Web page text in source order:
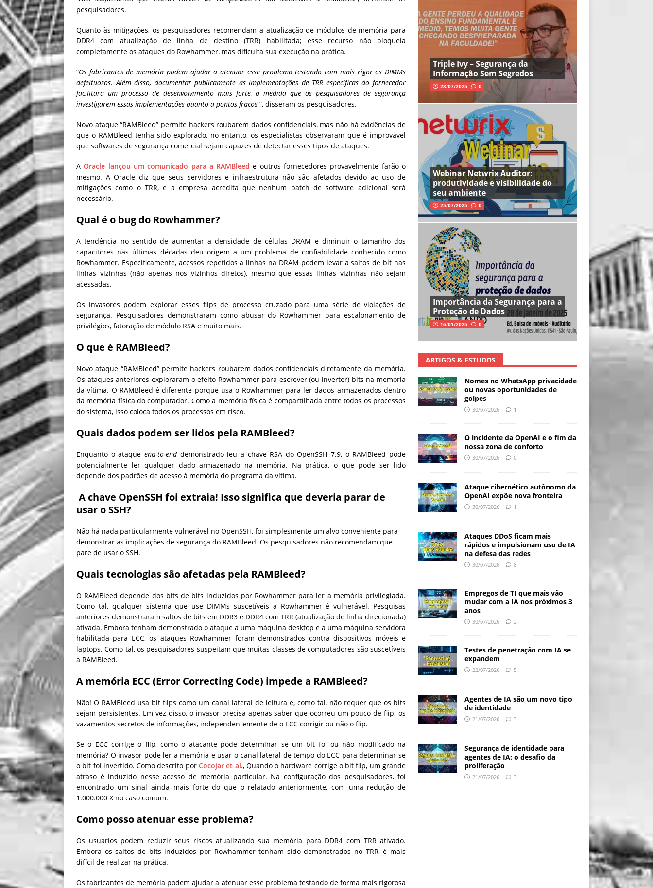
pesquisadores.
Quanto às mitigações, os pesquisadores recomendam a atualização de módulos de memória para
DDR4 com atualização de linha de destino (TRR) habilitada; esse recurso não bloqueia
completamente os ataques do Rowhammer, mas dificulta sua execução na prática.
“Os fabricantes de memória podem ajudar a atenuar esse problema testando com mais rigor os DIMMs
defeituosos. Além disso, documentar publicamente as implementações de TRR específicas do fornecedor
facilitará um processo de desenvolvimento mais forte, à medida que os pesquisadores de segurança
investigarem essas implementações quanto a pontos fracos ”, disseram os pesquisadores.
Novo ataque “RAMBleed” permite hackers roubarem dados confidenciais, mas não há evidências de
que o RAMBleed tenha sido explorado, no entanto, os especialistas observaram que é improvável
que softwares de segurança comercial sejam capazes de detectar esses tipos de ataques.
AOracle lançou um comunicado para a RAMBleed e outros fornecedores provavelmente farão o
mesmo. A Oracle diz que seus servidores e infraestrutura não são afetados devido ao uso de
mitigações como o TRR, e a empresa acredita que nenhum patch de software adicional será
necessário.
Qual é o bug do Rowhammer?
A tendência no sentido de aumentar a densidade de células DRAM e diminuir o tamanho dos
capacitores nas últimas décadas deu origem a um problema de confiabilidade conhecido como
Rowhammer. Especificamente, acessos repetidos a linhas na DRAM podem levar a saltos de bit nas
linhas vizinhas (não apenas nos vizinhos diretos), mesmo que essas linhas vizinhas não sejam
acessadas.
Os invasores podem explorar esses flips de processo cruzado para uma série de violações de
segurança. Pesquisadores demonstraram como abusar do Rowhammer para escalonamento de
privilégios, fatoração de módulo RSA e muito mais.
O que é RAMBleed?
Novo ataque “RAMBleed” permite hackers roubarem dados confidenciais diretamente da memória.
Os ataques anteriores exploraram o efeito Rowhammer para escrever (ou inverter) bits na memória
da vítima. O RAMBleed é diferente porque usa o Rowhammer para ler dados armazenados dentro
da memória física do computador. Como a memória física é compartilhada entre todos os processos
do sistema, isso coloca todos os processos em risco.
Quais dados podem ser lidos pela RAMBleed?
Enquanto o ataque end-to-enddemonstrado leu a chave RSA do OpenSSH 7.9, o RAMBleed pode
potencialmente ler qualquer dado armazenado na memória. Na prática, o que pode ser lido
depende dos padrões de acesso à memória do programa da vítima.
A chave OpenSSH foi extraia! Isso significa que deveria parar de
usar o SSH?
Não há nada particularmente vulnerável no OpenSSH, foi simplesmente um alvo conveniente para
demonstrar as implicações de segurança do RAMBleed. Os pesquisadores não recomendam que
pare de usar o SSH.
Quais tecnologias são afetadas pela RAMBleed?
O RAMBleed depende dos bits de bits induzidos por Rowhammer para ler a memória privilegiada.
Como tal, qualquer sistema que use DIMMs suscetíveis a Rowhammer é vulnerável. Pesquisas
anteriores demonstraram saltos de bits em DDR3 e DDR4 com TRR (atualização de linha direcionada)
ativada. Embora tenham demonstrado o ataque a uma máquina desktop e a uma máquina servidora
habilitada para ECC, os ataques Rowhammer foram demonstrados contra dispositivos móveis e
laptops. Como tal, os pesquisadores suspeitam que muitas classes de computadores são suscetíveis
a RAMBleed.
A memória ECC (Error Correcting Code) impede a RAMBleed?
Não! O RAMBleed usa bit flips como um canal lateral de leitura e, como tal, não requer que os bits
sejam persistentes. Em vez disso, o invasor precisa apenas saber que ocorreu um pouco de flip; os
vazamentos secretos de informações, independentemente de o ECC corrigir ou não o flip.
Se o ECC corrige o flip, como o atacante pode determinar se um bit foi ou não modificado na
memória? O invasor pode ler a memória e usar o canal lateral de tempo do ECC para determinar se
o bit foi invertido. Como descrito por Cocojar et al., Quando o hardware corrige o bit flip, um grande
atraso é induzido nesse acesso de memória particular. Na configuração dos pesquisadores, foi
encontrado um sinal ainda mais forte do que o relatado anteriormente, com uma redução de
1.000.000 X no caso comum.
Como posso atenuar esse problema?
Os usuários podem reduzir seus riscos atualizando sua memória para DDR4 com TRR ativado.
Embora os saltos de bits induzidos por Rowhammer tenham sido demonstrados no TRR, é mais
difícil de realizar na prática.
Os fabricantes de memória podem ajudar a atenuar esse problema testando de forma mais rigorosa
Triple Ivy – Segurança da
Informação Sem Segredos
28/07/2025 0
Webinar Netwrix Auditor:
produtividade e visibilidade do
seu ambiente
25/07/2025 0
Importância da Segurança para a
Proteção de Dados
16/01/2025 0
ARTIGOS & ESTUDOS
Nomes no WhatsApp privacidade
ou novas oportunidades de
golpes
30/07/2026 1
O incidente da OpenAI e o fim da
nossa zona de conforto
30/07/2026 0
Ataque cibernético autônomo da
OpenAI expõe nova fronteira
30/07/2026 1
Ataques DDoS ficam mais
rápidos e impulsionam uso de IA
na defesa das redes
30/07/2026 8
Empregos de TI que mais vão
mudar com a IA nos próximos 3
anos
30/07/2026 2
Testes de penetração com IA se
expandem
22/07/2026 5
Agentes de IA são um novo tipo
de identidade
21/07/2026 3
Segurança de identidade para
agentes de IA: o desafio da
proliferação
21/07/2026 3